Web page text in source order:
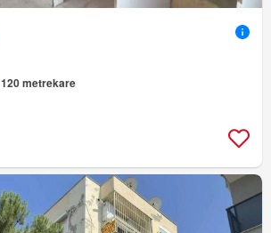
120 metrekare